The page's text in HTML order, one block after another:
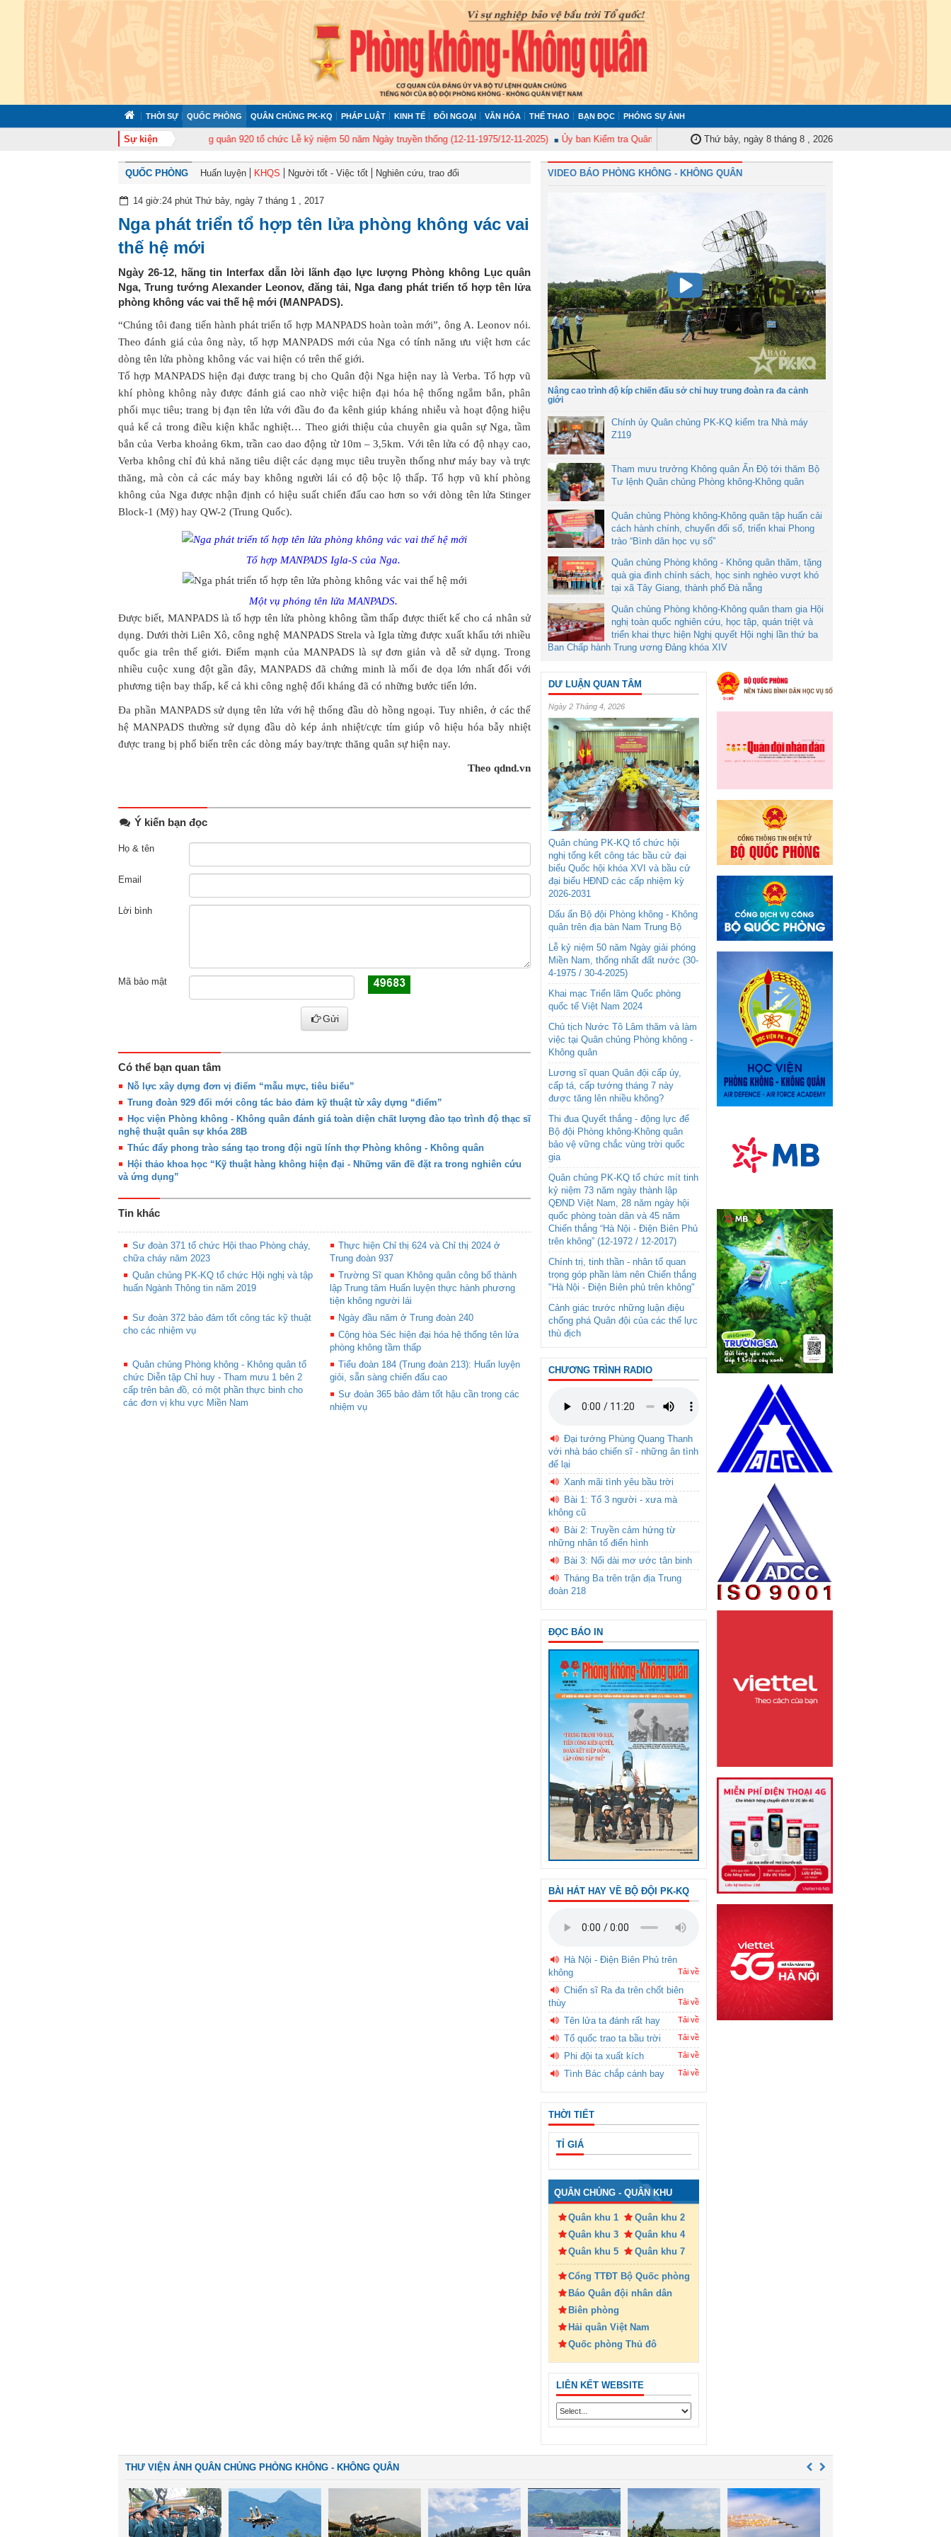
THỜI SỰ QUỐC PHÒNG QUÂN CHỦNG PK-KQ PHÁP LUẬT KINH TẾ ĐỐI NGOẠI VĂN HÓA THỂ THAO BẠN ĐỌC PHÓNG SỰ ẢNH
Sự kiện
Trung đoàn Không quân 920 tổ chức Lễ kỷ niệm 50 năm Ngày truyền thống (12-11-1975/12-11-2025) Ủy ban Kiểm tra Quân ủy Trung ương tập huấn nghiệp vụ công tác kiểm tra, giám sát năm 2025
Thứ bảy, ngày 8 tháng 8 , 2026
QUỐC PHÒNG Huấn luyện KHQS Người tốt - Việc tốt Nghiên cứu, trao đổi
14 giờ:24 phút Thứ bảy, ngày 7 tháng 1 , 2017
Nga phát triển tổ hợp tên lửa phòng không vác vai
thế hệ mới
Ngày 26-12, hãng tin Interfax dẫn lời lãnh đạo lực lượng Phòng không Lục quân
Nga, Trung tướng Alexander Leonov, đăng tải, Nga đang phát triển tổ hợp tên lửa
phòng không vác vai thế hệ mới (MANPADS).
“Chúng tôi đang tiến hành phát triển tổ hợp MANPADS hoàn toàn mới”, ông A. Leonov nói.
Theo đánh giá của ông này, tổ hợp MANPADS mới của Nga có tính năng ưu việt hơn các
dòng tên lửa phòng không vác vai hiện có trên thế giới.
Tổ hợp MANPADS hiện đại được trang bị cho Quân đội Nga hiện nay là Verba. Tổ hợp vũ
khí phòng không này được đánh giá cao nhờ việc hiện đại hóa hệ thống ngắm bắn, phân
phối mục tiêu; trang bị đạn tên lửa với đầu đo đa kênh giúp kháng nhiễu và hoạt động hiệu
quả kể cả trong điều kiện khắc nghiệt… Theo giới thiệu của chuyên gia quân sự Nga, tầm
bắn của Verba khoảng 6km, trần cao dao động từ 10m – 3,5km. Với tên lửa có độ nhạy cao,
Verba không chỉ đủ khả năng tiêu diệt các dạng mục tiêu truyền thống như máy bay và trực
thăng, mà còn cả các máy bay không người lái có độ bộc lộ thấp. Tổ hợp vũ khí phòng
không của Nga được nhận định có hiệu suất chiến đấu cao hơn so với dòng tên lửa Stinger
Block-1 (Mỹ) hay QW-2 (Trung Quốc).
Tổ hợp MANPADS Igla-S của Nga.
Một vụ phóng tên lửa MANPADS.
Được biết, MANPADS là tổ hợp tên lửa phòng không tầm thấp được thiết kế cho cá nhân sử
dụng. Dưới thời Liên Xô, công nghệ MANPADS Strela và Igla từng được xuất khẩu tới nhiều
quốc gia trên thế giới. Điểm mạnh của MANPADS là sự đơn giản và dễ sử dụng. Trong
nhiều cuộc xung đột gần đây, MANPADS đã chứng minh là mối đe dọa lớn nhất đối với
phương tiện bay thấp, kể cả khi công nghệ đối kháng đã có những bước tiến lớn.
Đa phần MANPADS sử dụng tên lửa với hệ thống đầu dò hồng ngoại. Tuy nhiên, ở các thế
hệ MANPADS thường sử dụng đầu dò kép ảnh nhiệt/cực tím giúp vô hiệu hóa bẫy nhiệt
được trang bị phổ biến trên các dòng máy bay/trực thăng quân sự hiện nay.
Theo qdnd.vn
Ý kiến bạn đọc
Họ & tên
Email
Lời bình
Mã bảo mật
Gửi
Có thể bạn quan tâm
Nỗ lực xây dựng đơn vị điểm “mẫu mực, tiêu biểu”
Trung đoàn 929 đổi mới công tác bảo đảm kỹ thuật từ xây dựng “điểm”
Học viện Phòng không - Không quân đánh giá toàn diện chất lượng đào tạo trình độ thạc sĩ
nghệ thuật quân sự khóa 28B
Thúc đẩy phong trào sáng tạo trong đội ngũ lính thợ Phòng không - Không quân
Hội thảo khoa học “Kỹ thuật hàng không hiện đại - Những vấn đề đặt ra trong nghiên cứu
và ứng dụng”
Tin khác
Sư đoàn 371 tổ chức Hội thao Phòng cháy,
chữa cháy năm 2023
Thực hiện Chỉ thị 624 và Chỉ thị 2024 ở
Trung đoàn 937
Quân chủng PK-KQ tổ chức Hội nghị và tập
huấn Ngành Thông tin năm 2019
Trường Sĩ quan Không quân công bố thành
lập Trung tâm Huấn luyện thực hành phương
tiện không người lái
Sư đoàn 372 bảo đảm tốt công tác kỹ thuật
cho các nhiệm vụ
Ngày đầu năm ở Trung đoàn 240
Cộng hòa Séc hiện đại hóa hệ thống tên lửa
phòng không tầm thấp
Quân chủng Phòng không - Không quân tổ
chức Diễn tập Chỉ huy - Tham mưu 1 bên 2
cấp trên bản đồ, có một phần thực binh cho
các đơn vị khu vực Miền Nam
Tiểu đoàn 184 (Trung đoàn 213): Huấn luyện
giỏi, sẵn sàng chiến đấu cao
Sư đoàn 365 bảo đảm tốt hậu cần trong các
nhiệm vụ
VIDEO BÁO PHÒNG KHÔNG - KHÔNG QUÂN
Nâng cao trình độ kíp chiến đấu sở chỉ huy trung đoàn ra đa cảnh
giới
Chính ủy Quân chủng PK-KQ kiểm tra Nhà máy
Z119
Tham mưu trưởng Không quân Ấn Độ tới thăm Bộ
Tư lệnh Quân chủng Phòng không-Không quân
Quân chủng Phòng không-Không quân tập huấn cải
cách hành chính, chuyển đổi số, triển khai Phong
trào “Bình dân học vụ số”
Quân chủng Phòng không - Không quân thăm, tặng
quà gia đình chính sách, học sinh nghèo vượt khó
tại xã Tây Giang, thành phố Đà nẵng
Quân chủng Phòng không-Không quân tham gia Hội
nghị toàn quốc nghiên cứu, học tập, quán triệt và
triển khai thực hiện Nghị quyết Hội nghị lần thứ ba
Ban Chấp hành Trung ương Đảng khóa XIV
DƯ LUẬN QUAN TÂM
Ngày 2 Tháng 4, 2026
Quân chủng PK-KQ tổ chức hội
nghị tổng kết công tác bầu cử đại
biểu Quốc hội khóa XVI và bầu cử
đại biểu HĐND các cấp nhiệm kỳ
2026-2031
Dấu ấn Bộ đội Phòng không - Không
quân trên địa bàn Nam Trung Bộ
Lễ kỷ niệm 50 năm Ngày giải phóng
Miền Nam, thống nhất đất nước (30-
4-1975 / 30-4-2025)
Khai mạc Triển lãm Quốc phòng
quốc tế Việt Nam 2024
Chủ tịch Nước Tô Lâm thăm và làm
việc tại Quân chủng Phòng không -
Không quân
Lương sĩ quan Quân đội cấp úy,
cấp tá, cấp tướng tháng 7 này
được tăng lên nhiều không?
Thi đua Quyết thắng - động lực để
Bộ đội Phòng không-Không quân
bảo vệ vững chắc vùng trời quốc
gia
Quân chủng PK-KQ tổ chức mít tinh
kỷ niệm 73 năm ngày thành lập
QĐND Việt Nam, 28 năm ngày hội
quốc phòng toàn dân và 45 năm
Chiến thắng “Hà Nội - Điện Biên Phủ
trên không” (12-1972 / 12-2017)
Chính trị, tinh thần - nhân tố quan
trọng góp phần làm nên Chiến thắng
"Hà Nội - Điện Biên phủ trên không"
Cảnh giác trước những luận điệu
chống phá Quân đội của các thế lực
thù địch
CHƯƠNG TRÌNH RADIO
Đại tướng Phùng Quang Thanh
với nhà báo chiến sĩ - những ân tình
để lại
Xanh mãi tình yêu bầu trời
Bài 1: Tổ 3 người - xưa mà
không cũ
Bài 2: Truyền cảm hứng từ
những nhân tố điển hình
Bài 3: Nối dài mơ ước tân binh
Tháng Ba trên trận địa Trung
đoàn 218
ĐỌC BÁO IN
BÀI HÁT HAY VỀ BỘ ĐỘI PK-KQ
Hà Nội - Điện Biên Phủ trên
không
Tải về
Chiến sĩ Ra đa trên chốt biên
thùy
Tải về
Tên lửa ta đánh rất hay Tải về
Tổ quốc trao ta bầu trời Tải về
Phi đội ta xuất kích Tải về
Tình Bác chắp cánh bay Tải về
THỜI TIẾT
TỈ GIÁ
QUÂN CHỦNG - QUÂN KHU
Quân khu 1
Quân khu 2
Quân khu 3
Quân khu 4
Quân khu 5
Quân khu 7
Cổng TTĐT Bộ Quốc phòng
Báo Quân đội nhân dân
Biên phòng
Hải quân Việt Nam
Quốc phòng Thủ đô
LIÊN KẾT WEBSITE
THƯ VIỆN ẢNH QUÂN CHỦNG PHÒNG KHÔNG - KHÔNG QUÂN